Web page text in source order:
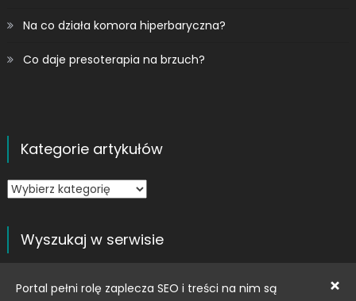
×
Portal pełni rolę zaplecza SEO i treści na nim są
Na co działa komora hiperbaryczna?
Co daje presoterapia na brzuch?
Kategorie artykułów
Kategorie
Wyszukaj w serwisie